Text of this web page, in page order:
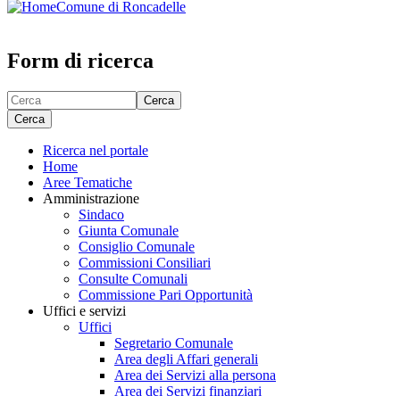
Comune di Roncadelle
Form di ricerca
Cerca
Cerca
Ricerca nel portale
Home
Aree Tematiche
Amministrazione
Sindaco
Giunta Comunale
Consiglio Comunale
Commissioni Consiliari
Consulte Comunali
Commissione Pari Opportunità
Uffici e servizi
Uffici
Segretario Comunale
Area degli Affari generali
Area dei Servizi alla persona
Area dei Servizi finanziari